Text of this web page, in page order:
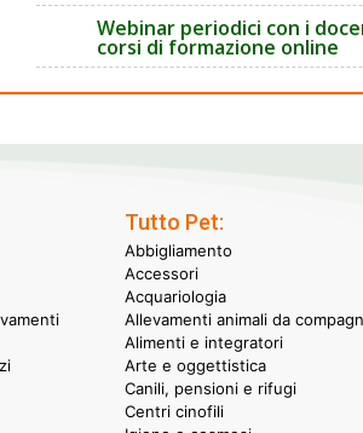
Webinar periodici con i
corsi di formazione online
Tutto Pet:
Abbigliamento
Accessori
Acquariologia
Allevamenti animali da
Alimenti e integratori
Arte e oggettistica
Canili, pensioni e rifugi
Centri cinofili